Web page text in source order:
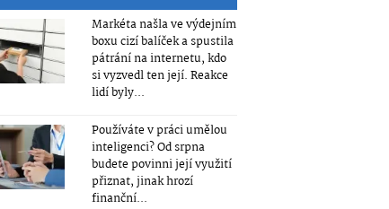
Markéta našla ve výdejním
boxu cizí balíček a spustila
pátrání na internetu, kdo
si vyzvedl ten její. Reakce
lidí byly...
Používáte v práci umělou
inteligenci? Od srpna
budete povinni její využití
přiznat, jinak hrozí
finanční...